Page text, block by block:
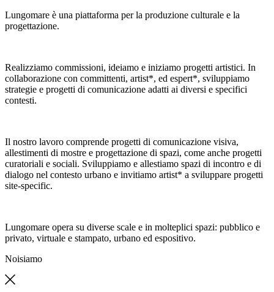
Lungomare è una piattaforma per la produzione culturale e la
progettazione.
Realizziamo commissioni, ideiamo e iniziamo progetti artistici. In
collaborazione con committenti, artist*, ed espert*, sviluppiamo
strategie e progetti di comunicazione adatti ai diversi e specifici
contesti.
Il nostro lavoro comprende progetti di comunicazione visiva,
allestimenti di mostre e progettazione di spazi, come anche progetti
curatoriali e sociali. Sviluppiamo e allestiamo spazi di incontro e di
dialogo nel contesto urbano e invitiamo artist* a sviluppare progetti
site-specific.
Lungomare opera su diverse scale e in molteplici spazi: pubblico e
privato, virtuale e stampato, urbano ed espositivo.
Noisiamo